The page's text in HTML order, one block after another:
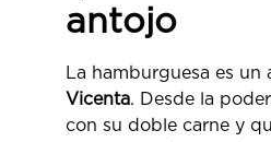
antojo
La hamburguesa es un
Vicenta. Desde la
con su doble carne y